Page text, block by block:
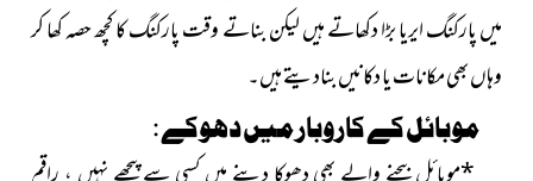
میں پارکنگ ایریا بڑا دکھاتے ہیں لیکن بناتے وقت پارکنگ کا کچھ حصہ کھا کر
وہاں بھی مکانات یا دکانیں بنادیتے ہیں۔
موبائل کے کاروبار میں دھوکے :